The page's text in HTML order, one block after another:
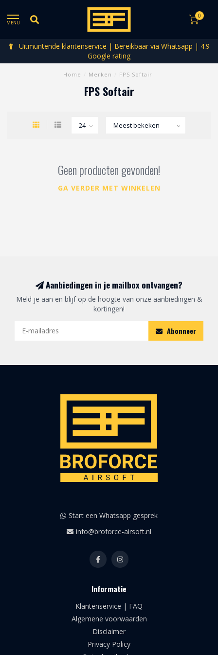
MENU
0
Uitmuntende klantenservice | Bereikbaar via Whatsapp | 4.9
Google rating
Home Merken FPS Softair
FPS Softair
Geen producten gevonden!
GA VERDER MET WINKELEN
Aanbiedingen in je mailbox ontvangen?
Meld je aan en blijf op de hoogte van onze aanbiedingen &
kortingen!
Abonneer
Start een Whatsapp gesprek
info@broforce-airsoft.nl
Informatie
Klantenservice | FAQ
Algemene voorwaarden
Disclaimer
Privacy Policy